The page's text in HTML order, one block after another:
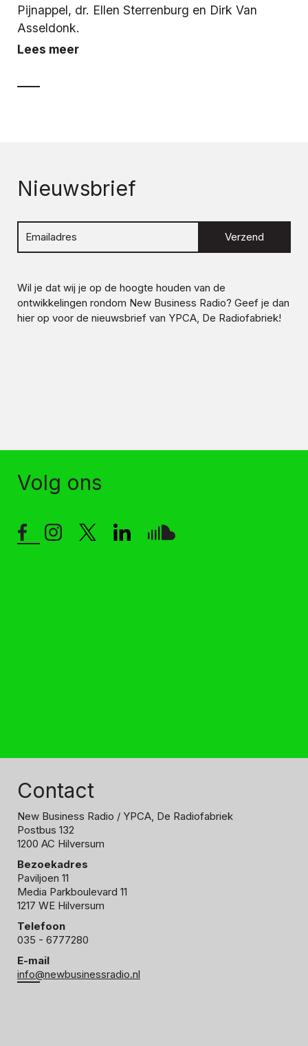
Pijnappel, dr. Ellen Sterrenburg en Dirk Van
Asseldonk.
Lees meer
Nieuwsbrief
Verzend
Wil je dat wij je op de hoogte houden van de
ontwikkelingen rondom New Business Radio? Geef je dan
hier op voor de nieuwsbrief van YPCA, De Radiofabriek!
Volg ons
Contact
New Business Radio / YPCA, De Radiofabriek
Postbus 132
1200 AC Hilversum
Bezoekadres
Paviljoen 11
Media Parkboulevard 11
1217 WE Hilversum
Telefoon
035 - 6777280
E-mail
info@newbusinessradio.nl